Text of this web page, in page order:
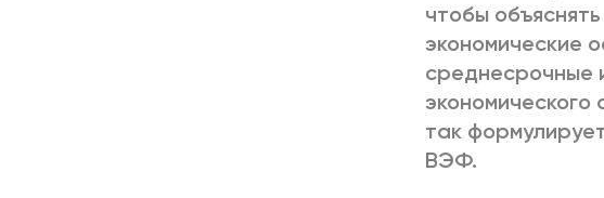
чтобы
экономические
среднесрочные
так
ВЭФ.